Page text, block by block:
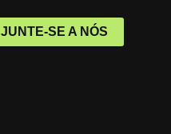
JUNTE-SE A NÓS